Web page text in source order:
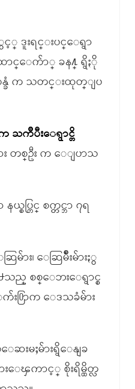
င့္ ဒူးရင္းပင္ေရွာ
ထာင္ေက်ာ္ ခန႔္ ရွိႏို
ာဝန္ခံ က သတင္းထုတ္ျပ
ႀကိဳပီးေရွာင္တိ
တစ္ဦး က ေျပာသ
တြင္ စက္တင္ဘာ ၇ရ
ား၊ ေဆြမ်ိဳးမ်ားႏွ
ည္ စစ္ေဘးေရွာင္စ
႐ြာက ေဒသခံမ်ား
ဆးမႈမ်ားရွိေနျခ
ေၾကာင့္ စိုးရိမ္ထိတ္လ